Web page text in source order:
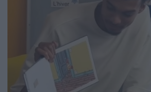
LES GUIDES PRATIQUES
LES BASES DE DONNÉES
L'ESPACE EMPLOI
L'AGENDA